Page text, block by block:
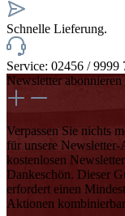
Schnelle Lieferung.
Service: 02456 / 9999
Newsletter
Verpassen Sie nichts
für unsere Newsletter-
kostenlosen
Dankeschön. Dieser
erfordert einen
Aktionen